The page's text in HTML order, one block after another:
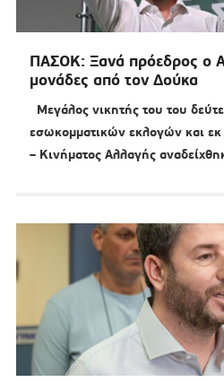
ΠΑΣΟΚ: Ξανά πρόεδρος ο
μονάδες από τον Δούκα
Μεγάλος νικητής του του
εσωκομματικών εκλογών και
– Κινήματος Αλλαγής